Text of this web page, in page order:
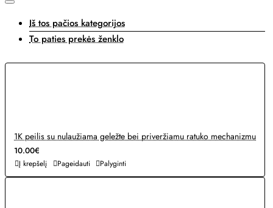
Iš tos pačios kategorijos
To paties prekės ženklo
1K peilis su nulaužiama geležte bei priveržiamu ratuko mechanizmu
10.00€
Į krepšelį Pageidauti Palyginti